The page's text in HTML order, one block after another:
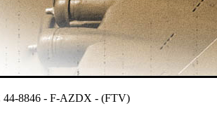
44-8846 - F-AZDX - (FTV)